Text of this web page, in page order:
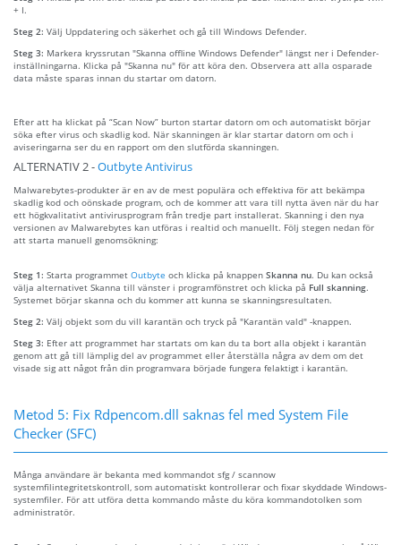
+ I.
Steg 2: Välj Uppdatering och säkerhet och gå till Windows Defender.
Steg 3: Markera kryssrutan "Skanna offline Windows Defender" längst ner i Defender-
inställningarna. Klicka på "Skanna nu" för att köra den. Observera att alla osparade
data måste sparas innan du startar om datorn.
Efter att ha klickat på “Scan Now” burton startar datorn om och automatiskt börjar
söka efter virus och skadlig kod. När skanningen är klar startar datorn om och i
aviseringarna ser du en rapport om den slutförda skanningen.
ALTERNATIV 2 -Outbyte Antivirus
Malwarebytes-produkter är en av de mest populära och effektiva för att bekämpa
skadlig kod och oönskade program, och de kommer att vara till nytta även när du har
ett högkvalitativt antivirusprogram från tredje part installerat. Skanning i den nya
versionen av Malwarebytes kan utföras i realtid och manuellt. Följ stegen nedan för
att starta manuell genomsökning:
Steg 1: Starta programmet Outbyte och klicka på knappen Skanna nu. Du kan också
välja alternativet Skanna till vänster i programfönstret och klicka på Full skanning.
Systemet börjar skanna och du kommer att kunna se skanningsresultaten.
Steg 2: Välj objekt som du vill karantän och tryck på "Karantän vald" -knappen.
Steg 3: Efter att programmet har startats om kan du ta bort alla objekt i karantän
genom att gå till lämplig del av programmet eller återställa några av dem om det
visade sig att något från din programvara började fungera felaktigt i karantän.
Metod 5: Fix Rdpencom.dll saknas fel med System File
Checker (SFC)
Många användare är bekanta med kommandot sfg / scannow
systemfilintegritetskontroll, som automatiskt kontrollerar och fixar skyddade Windows-
systemfiler. För att utföra detta kommando måste du köra kommandotolken som
administratör.